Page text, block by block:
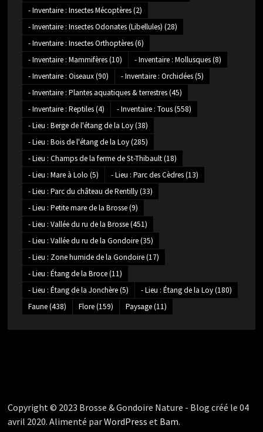
- Inventaire : Insectes Mécoptères(2)
- Inventaire : Insectes Odonates (Libellules) (28)
- Inventaire : Insectes Orthoptères(6)
- Inventaire : Mammifères(10) - Inventaire : Mollusques(8)
- Inventaire : Oiseaux(90) - Inventaire : Orchidées(5)
- Inventaire : Plantes aquatiques & terrestres(45)
- Inventaire : Reptiles(4) - Inventaire : Tous(558)
- Lieu : Berge de l'étang de la Loy(38)
- Lieu : Bois de l'étang de la Loy(285)
- Lieu : Champs de la ferme de St-Thibault(18)
- Lieu : Mare à Lolo (5) - Lieu : Parc des Cèdres(13)
- Lieu : Parc du château de Rentilly(33)
- Lieu : Petite mare de la Brosse(9)
- Lieu : Vallée du ru de la Brosse(451)
- Lieu : Vallée du ru de la Gondoire(35)
- Lieu : Zone humide de la Gondoire(17)
- Lieu : Étang de la Broce(11)
- Lieu : Étang de la Jonchère(5) - Lieu : Étang de la Loy(180)
Faune(438) Flore(159) Paysage(11)
Copyright © 2023 Brosse & Gondoire Nature - Blog créé le 04
avril 2020. Alimenté parWordPress et Bam.